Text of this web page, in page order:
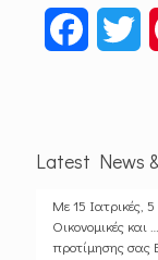
Latest News
Με 15 Ιατρικές,
Οικονομικές
προτίμησης σας